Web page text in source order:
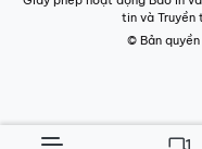
tin và
© Bản quyền